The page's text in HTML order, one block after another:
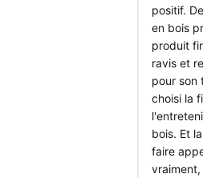
positif.
en bois
produit
ravis et
pour son
choisi la
bois. Et
faire